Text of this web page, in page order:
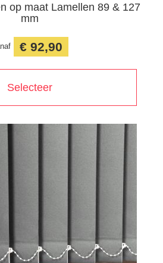
op maat Lamellen 89 & 127
mm
€ 92,90
Selecteer